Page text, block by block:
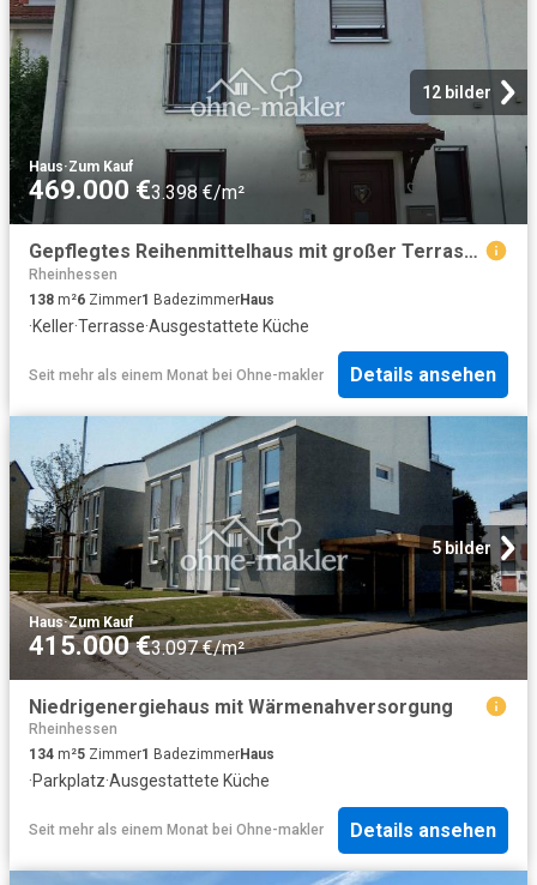
12 bilder
Haus·Zum Kauf
469.000 €3.398 €/m²
Gepflegtes Reihenmittelhaus mit großer Terrasse und voll unterkellert
Rheinhessen
138 m²6 Zimmer1 BadezimmerHaus
·Keller·Terrasse·Ausgestattete Küche
Seit mehr als einem Monat bei Ohne-makler Details ansehen
5 bilder
Haus·Zum Kauf
415.000 €3.097 €/m²
Niedrigenergiehaus mit Wärmenahversorgung
Rheinhessen
134 m²5 Zimmer1 BadezimmerHaus
·Parkplatz·Ausgestattete Küche
Seit mehr als einem Monat bei Ohne-makler Details ansehen